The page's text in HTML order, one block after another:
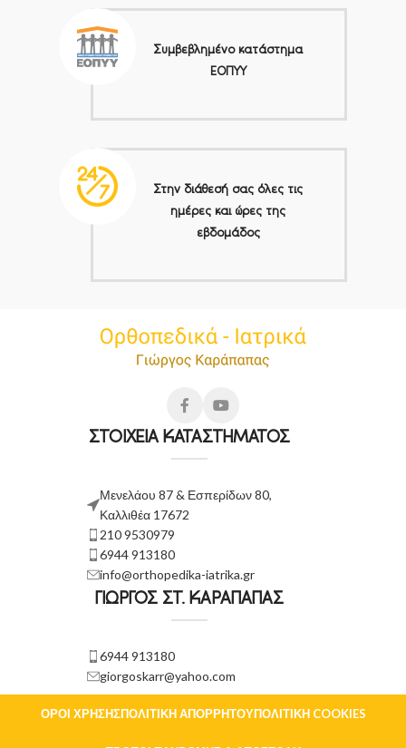
Συμβεβλημένο κατάστημα
ΕΟΠΥΥ
Στην διάθεσή σας όλες τις
ημέρες και ώρες της
εβδομάδος
ΣΤΟΙΧΕΙΑ ΚΑΤΑΣΤΗΜΑΤΟΣ
Μενελάου 87 & Εσπερίδων 80,
Καλλιθέα 17672
210 9530979
6944 913180
info@orthopedika-iatrika.gr
ΓΙΩΡΓΟΣ ΣΤ. ΚΑΡΑΠΑΠΑΣ
6944 913180
giorgoskarr@yahoo.com
ΌΡΟΙ ΧΡΉΣΗΣΠΟΛΙΤΙΚΉ ΑΠΟΡΡΉΤΟΥΠΟΛΙΤΙΚΉ COOKIES